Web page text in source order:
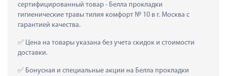
сертифицированный товар - Белла прокладки
гигиенические травы тилия комфорт № 10 в г. Москва с
гарантией качества.
Цена на товары указана без учета скидок и стоимости
доставки.
Бонусная и специальные акции на Белла прокладки